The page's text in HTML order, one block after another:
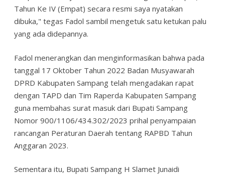
Tahun Ke IV (Empat) secara resmi saya nyatakan
dibuka," tegas Fadol sambil mengetuk satu ketukan palu
yang ada didepannya.
Fadol menerangkan dan menginformasikan bahwa pada
tanggal 17 Oktober Tahun 2022 Badan Musyawarah
DPRD Kabupaten Sampang telah mengadakan rapat
dengan TAPD dan Tim Raperda Kabupaten Sampang
guna membahas surat masuk dari Bupati Sampang
Nomor 900/1106/434.302/2023 prihal penyampaian
rancangan Peraturan Daerah tentang RAPBD Tahun
Anggaran 2023.
Sementara itu, Bupati Sampang H Slamet Junaidi